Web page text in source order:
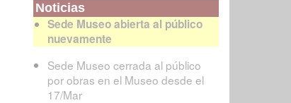
Noticias
Sede Museo abierta al público
nuevamente
Sede Museo cerrada al público
por obras en el Museo desde el
17/Mar